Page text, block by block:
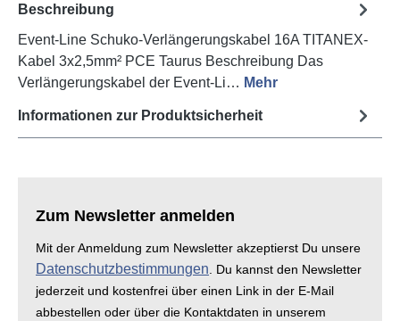
Beschreibung
Event-Line Schuko-Verlängerungskabel 16A TITANEX-
Kabel 3x2,5mm² PCE Taurus Beschreibung Das
Verlängerungskabel der Event-Li… Mehr
Informationen zur Produktsicherheit
Zum Newsletter anmelden
Mit der Anmeldung zum Newsletter akzeptierst Du unsere
Datenschutzbestimmungen . Du kannst den Newsletter
jederzeit und kostenfrei über einen Link in der E-Mail
abbestellen oder über die Kontaktdaten in unserem